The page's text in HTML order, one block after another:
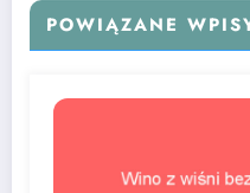
POWIĄZANE